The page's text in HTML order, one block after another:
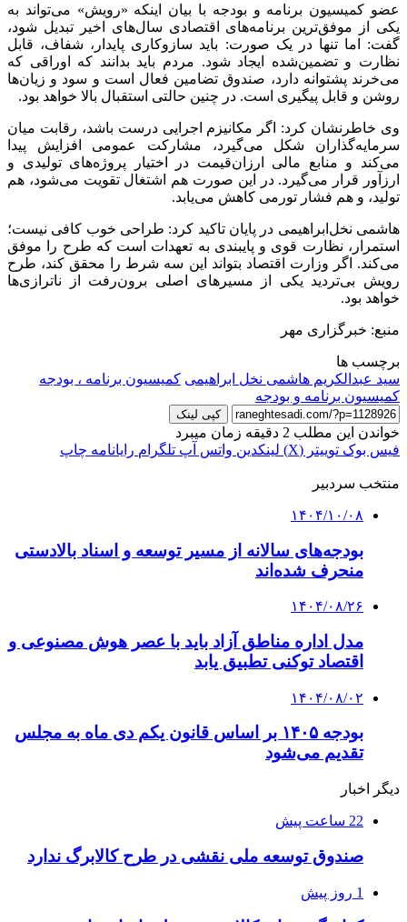
عضو کمیسیون برنامه و بودجه با بیان اینکه «رویش» می‌تواند به
یکی از موفق‌ترین برنامه‌های اقتصادی سال‌های اخیر تبدیل شود،
گفت: اما تنها در یک صورت: باید سازوکاری پایدار، شفاف، قابل
نظارت و تضمین‌شده ایجاد شود. مردم باید بدانند که اوراقی که
می‌خرند پشتوانه دارد، صندوق تضامین فعال است و سود و زیان‌ها
روشن و قابل پیگیری است. در چنین حالتی استقبال بالا خواهد بود.
وی خاطرنشان کرد: اگر مکانیزم اجرایی درست باشد، رقابت میان
سرمایه‌گذاران شکل می‌گیرد، مشارکت عمومی افزایش پیدا
می‌کند و منابع مالی ارزان‌قیمت در اختیار پروژه‌های تولیدی و
ارزآور قرار می‌گیرد. در این صورت هم اشتغال تقویت می‌شود، هم
تولید، و هم فشار تورمی کاهش می‌یابد.
هاشمی نخل‌ابراهیمی در پایان تاکید کرد: طراحی خوب کافی نیست؛
استمرار، نظارت قوی و پایبندی به تعهدات است که طرح را موفق
می‌کند. اگر وزارت اقتصاد بتواند این سه شرط را محقق کند، طرح
رویش بی‌تردید یکی از مسیرهای اصلی برون‌رفت از ناترازی‌ها
خواهد بود.
منبع: خبرگزاری مهر
برچسب ها
سید عبدالکریم هاشمی نخل ابراهیمی کمیسیون برنامه ، بودجه
کمیسیون برنامه و بودجه
کپی لینک
خواندن این مطلب 2 دقیقه زمان میبرد
فیس بوک توییتر (X) لینکدین واتس آپ تلگرام رایانامه چاپ
منتخب سردبیر
۱۴۰۴/۱۰/۰۸
بودجه‌های سالانه از مسیر توسعه و اسناد بالادستی
منحرف شده‌اند
۱۴۰۴/۰۸/۲۶
مدل اداره مناطق آزاد باید با عصر هوش مصنوعی و
اقتصاد توکنی تطبیق یابد
۱۴۰۴/۰۸/۰۲
بودجه ۱۴۰۵ بر اساس قانون یکم دی ماه به مجلس
تقدیم می‌شود
دیگر اخبار
22 ساعت پیش
صندوق توسعه ملی نقشی در طرح کالابرگ ندارد
1 روز پیش